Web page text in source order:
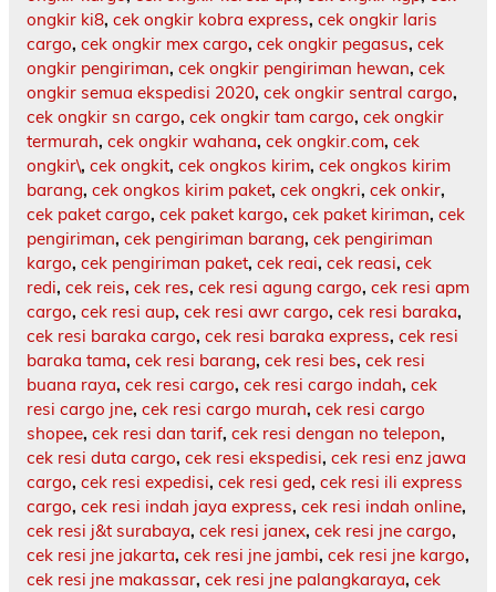
ongkir ki8, cek ongkir kobra express, cek ongkir laris
cargo, cek ongkir mex cargo, cek ongkir pegasus, cek
ongkir pengiriman, cek ongkir pengiriman hewan, cek
ongkir semua ekspedisi 2020, cek ongkir sentral cargo,
cek ongkir sn cargo, cek ongkir tam cargo, cek ongkir
termurah, cek ongkir wahana, cek ongkir.com, cek
ongkir\, cek ongkit, cek ongkos kirim, cek ongkos kirim
barang, cek ongkos kirim paket, cek ongkri, cek onkir,
cek paket cargo, cek paket kargo, cek paket kiriman, cek
pengiriman, cek pengiriman barang, cek pengiriman
kargo, cek pengiriman paket, cek reai, cek reasi, cek
redi, cek reis, cek res, cek resi agung cargo, cek resi apm
cargo, cek resi aup, cek resi awr cargo, cek resi baraka,
cek resi baraka cargo, cek resi baraka express, cek resi
baraka tama, cek resi barang, cek resi bes, cek resi
buana raya, cek resi cargo, cek resi cargo indah, cek
resi cargo jne, cek resi cargo murah, cek resi cargo
shopee, cek resi dan tarif, cek resi dengan no telepon,
cek resi duta cargo, cek resi ekspedisi, cek resi enz jawa
cargo, cek resi expedisi, cek resi ged, cek resi ili express
cargo, cek resi indah jaya express, cek resi indah online,
cek resi j&t surabaya, cek resi janex, cek resi jne cargo,
cek resi jne jakarta, cek resi jne jambi, cek resi jne kargo,
cek resi jne makassar, cek resi jne palangkaraya, cek